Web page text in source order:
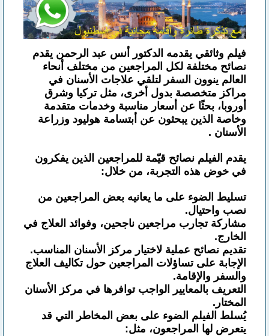
فيلم وثائقي يقدمه الدكتور أنس عبد الرحمن يقدم
نصائح مختلفة لكل المراجعين من مختلف أنحاء
العالم ينوون السفر لتلقي علاجات الأسنان في
مراكز متخصصة بدول أخرى، مثل تركيا وشرق
أوروبا، بحثًا عن أسعار مناسبة وخدمات متقدمة
وخاصة الذين يبحثون عن أبتسامة هوليود وزراعة
الأسنان .
يقدم الفيلم نصائح قيّمة للمراجعين الذين يفكرون
في خوض هذه التجربة، من خلال:
تسليط الضوء على ما يعانيه بعض المراجعين من
نصب واحتيال.
مشاركة تجارب مراجعين ناجحين، وفوائد العلاج في
الخارج.
تقديم نصائح عملية لاختيار مركز الأسنان المناسب.
الإجابة على تساؤلات المراجعين حول تكاليف العلاج
والسفر والإقامة.
التعريف بالمعايير الواجب توافرها في مركز الأسنان
المختار.
يُسلط الفيلم الضوء على بعض المخاطر التي قد
يتعرض لها المراجعون، مثل: